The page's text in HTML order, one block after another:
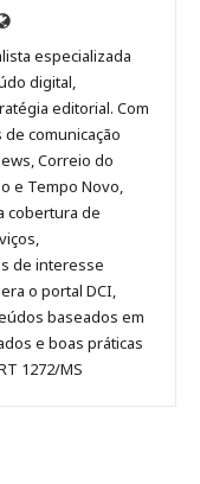
Site
de
Anny
Malagolini
especializada
digital,
editorial. Com
comunicação
Correio do
e Tempo Novo,
cobertura de
de interesse
o portal DCI,
baseados em
e boas práticas
1272/MS